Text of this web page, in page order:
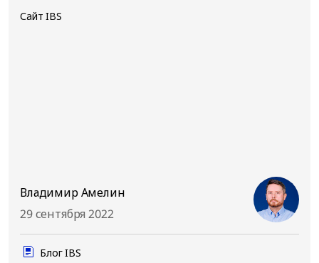
Сайт IBS
Владимир Амелин
29 сентября 2022
Блог IBS